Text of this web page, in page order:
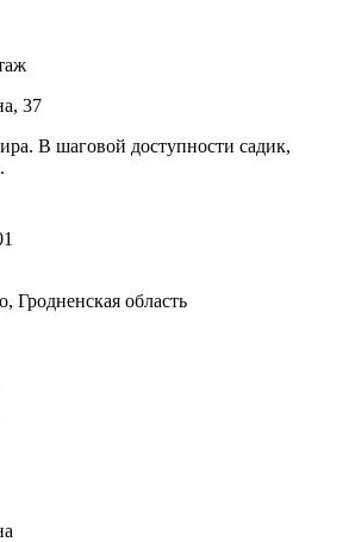
37
В шаговой доступности садик,
Гродненская область